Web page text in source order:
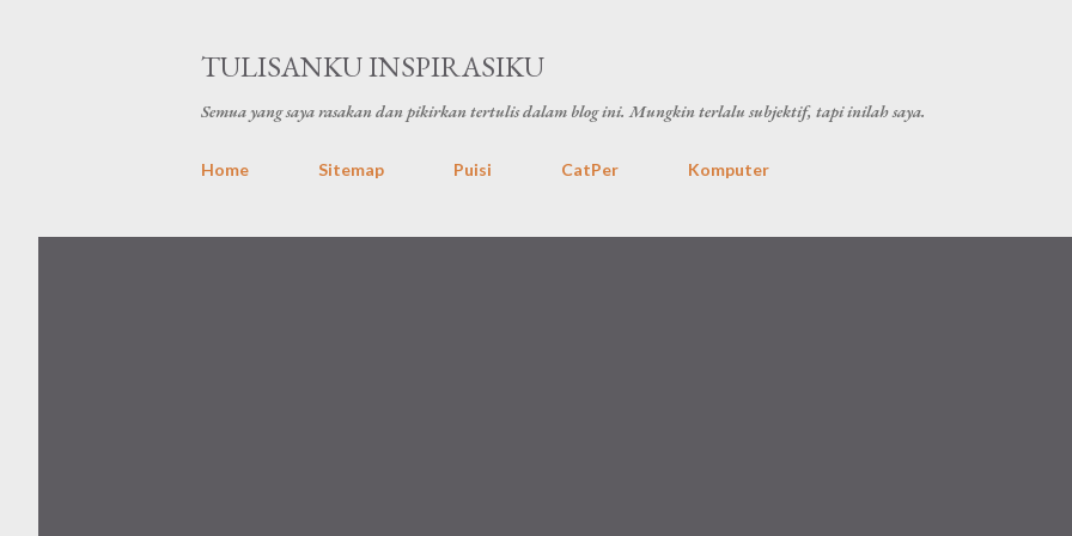
TULISANKU INSPIRASIKU
Semua yang saya rasakan dan pikirkan tertulis dalam blog ini. Mungkin terlalu subjektif, tapi inilah saya.
Home Sitemap Puisi CatPer Komputer